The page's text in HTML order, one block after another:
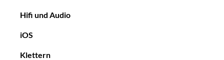
Hifi und Audio
iOS
Klettern